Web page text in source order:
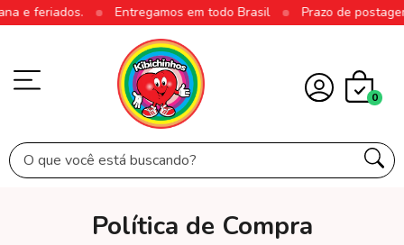
e feriados. Entregamos em todo Brasil Prazo de
0
Política de Compra